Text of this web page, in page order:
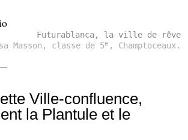
Futurablanca, la ville de rêve
Masson, classe de 5e , Champtoceaux.
Ville-confluence,
la Plantule et le